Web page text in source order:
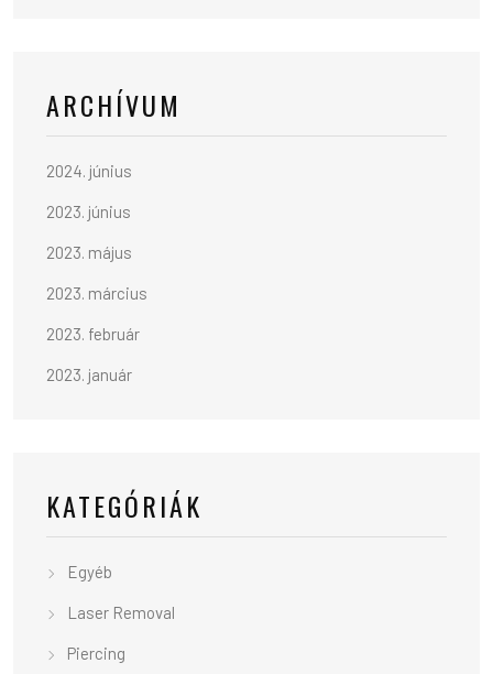
ARCHÍVUM
2024. június
2023. június
2023. május
2023. március
2023. február
2023. január
KATEGÓRIÁK
Egyéb
Laser Removal
Piercing